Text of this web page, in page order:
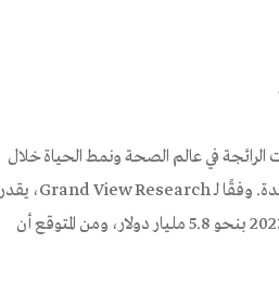
الرائجة في عالم الصحة ونمط الحياة خلال
السنوات الأخيرة. في الولايات المتحدة وأوروبا، أصبحت هذه المنتجات سائدة. وفقًا لـ Grand View Research، يقدر
حجم سوق الفيتامينات على شكل سكاكر العلكة والجيلي عالميًا في عام 2023 بنحو 5.8 مليار دولار، ومن المتوقع أن